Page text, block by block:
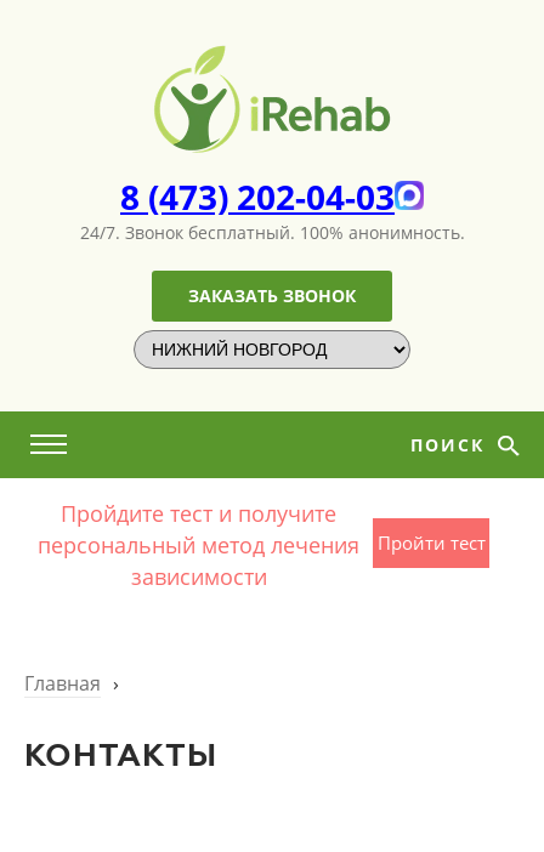
8 (473) 202-04-03
24/7. Звонок бесплатный. 100% анонимность.
ЗАКАЗАТЬ ЗВОНОК
ПОИСК
Пройдите тест и получите
персональный метод лечения
зависимости
Пройти тест
Главная ›
КОНТАКТЫ